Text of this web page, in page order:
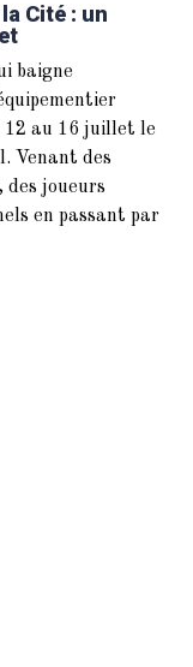
Cité : un
baigne
au 16 juillet le
Venant des
des joueurs
en passant par